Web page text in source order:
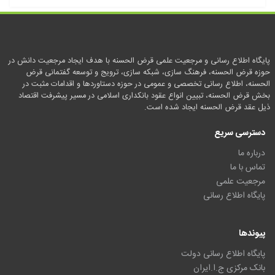
پایگاه اطلاع رسانی و مرجعیت علمی قرض الحسنه با هدف ایجاد مرجعیت دانش در
حوزه قرض الحسنه، فرهنگ سازی، شبکه سازی، ترویج و توسعه گفتمانی قرض
الحسنه، اطلاع رسانی تخصصی و عمومی در حوزه دستاوردها و اقدامات مثبت در
بخش قرض الحسنه، تبیین انواع عقود بانکداری اسلامی در مسیر پیشرفت اقتصاد
ذیل عقد قرض الحسنه ایجاد شده است.
دسترسی سریع
درباره ما
تماس با ما
مرجعیت علمی
پایگاه اطلاع رسانی
پیوندها
پایگاه اطلاع رسانی دولت
بانک مرکزی ج.ا.ایران